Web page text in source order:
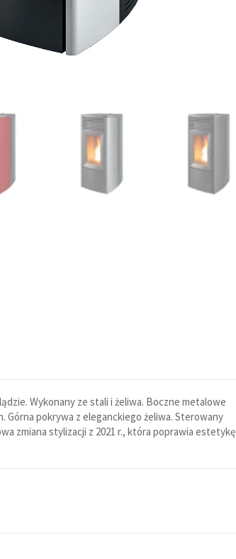
Wykonany ze stali i żeliwa. Boczne metalowe
pokrywa z eleganckiego żeliwa. Sterowany
zmiana stylizacji z 2021 r., która poprawia estetykę